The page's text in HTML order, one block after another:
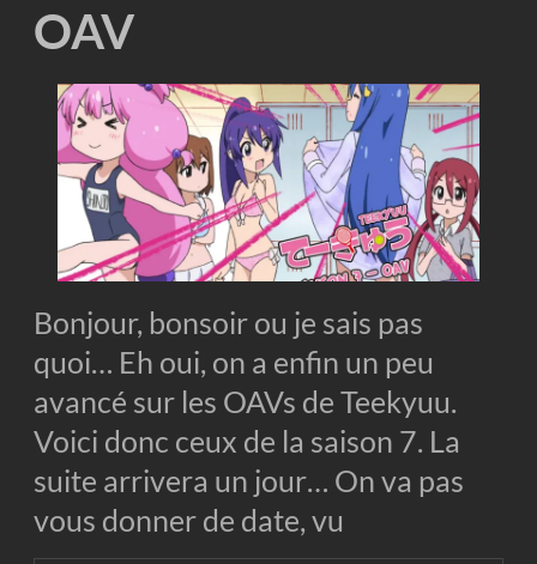
OAV
Bonjour, bonsoir ou je sais pas
quoi… Eh oui, on a enfin un peu
avancé sur les OAVs de Teekyuu.
Voici donc ceux de la saison 7. La
suite arrivera un jour… On va pas
vous donner de date, vu